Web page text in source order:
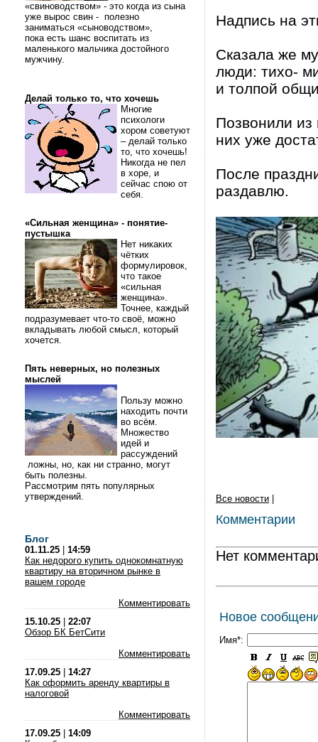
«свиноводством» - это когда из сына
уже вырос свин - полезно
заниматься «сыноводством»,
пока есть шанс воспитать из
маленького мальчика достойного
мужчину.
Делай только то, что хочешь
Многие
психологи
хором советуют
– делай только
то, что хочешь!
Никогда не пел
в хоре, и
сейчас спою от
себя.
«Сильная женщина» - понятие-
пустышка
Нет никаких
чётких
формулировок,
что такое
«сильная
женщина».
Точнее, каждый
подразумевает что-то своё, можно
вкладывать любой смысл, который
хочется.
Пять неверных, но полезных
мыслей
Пользу можно
находить почти
во всём.
Множество
идей и
рассуждений
ложны, но, как ни странно, могут
быть полезны.
Рассмотрим пять популярных
утверждений.
Блог
01.11.25
14:59
Как недорого купить однокомнатную
квартиру на вторичном рынке в
вашем городе
Комментировать
15.10.25
22:07
Обзор БК БетСити
Комментировать
17.09.25
14:27
Как оформить аренду квартиры в
налоговой
Комментировать
17.09.25
14:09
Надпись на
Сказала же
люди: тихо-
и толпой
Позвонили из
них уже
После
раздавлю.
Все новости
Комментарии
Нет
Новое
Имя*: